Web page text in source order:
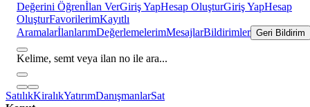
Değerini Öğrenİlan VerGiriş YapHesap OluşturGiriş YapHesap
OluşturFavorilerimKayıtlı
AramalarİlanlarımDeğerlemelerimMesajlarBildirimler Geri Bildirim
Kelime, semt veya ilan no ile ara...
SatılıkKiralıkYatırımDanışmanlarSat